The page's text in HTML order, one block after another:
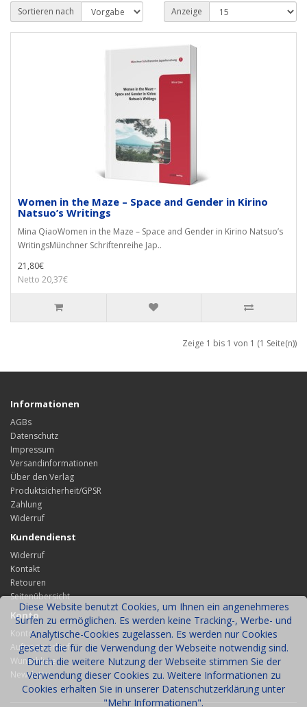
Diese Website benutzt Cookies, um Ihnen ein angenehmeres
Surfen zu ermöglichen. Es werden keine Tracking-, Werbe- und
Analytische-Cookies zugelassen. Es werden nur Cookies
gesetzt die für die Verwendung der Webseite notwendig sind.
Durch die weitere Nutzung der Webseite stimmen Sie der
Verwendung dieser Cookies zu. Weitere Informationen zu
Cookies erhalten Sie in unserer Datenschutzerklärung unter
"Mehr Informationen".
Sortieren nach Anzeige
Women in the Maze – Space and Gender in Kirino
Natsuo’s Writings
Mina QiaoWomen in the Maze – Space and Gender in Kirino Natsuo’s
WritingsMünchner Schriftenreihe Jap..
21,80€
Netto 20,37€
Zeige 1 bis 1 von 1 (1 Seite(n))
Informationen
AGBs
Datenschutz
Impressum
Versandinformationen
Über den Verlag
Produktsicherheit/GPSR
Zahlung
Widerruf
Kundendienst
Widerruf
Kontakt
Retouren
Seitenübersicht
Konto
Konto
Auftragsverlauf
Wunschliste
Newsletter